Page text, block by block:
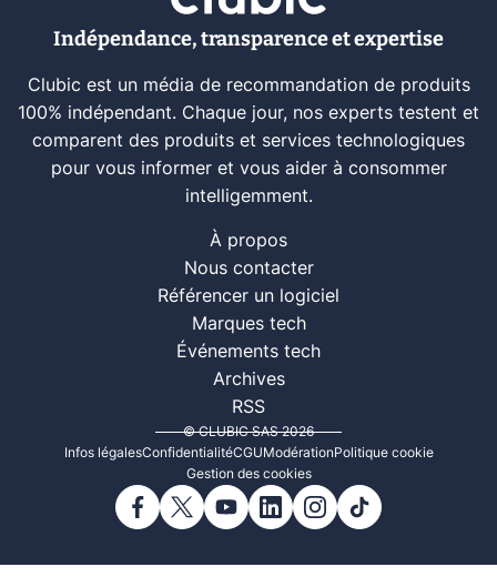
Indépendance, transparence et expertise
Clubic est un média de recommandation de produits
100% indépendant. Chaque jour, nos experts testent et
comparent des produits et services technologiques
pour vous informer et vous aider à consommer
intelligemment.
À propos
Nous contacter
Référencer un logiciel
Marques tech
Événements tech
Archives
RSS
© CLUBIC SAS 2026
Infos légalesConfidentialitéCGUModérationPolitique cookie
Gestion des cookies